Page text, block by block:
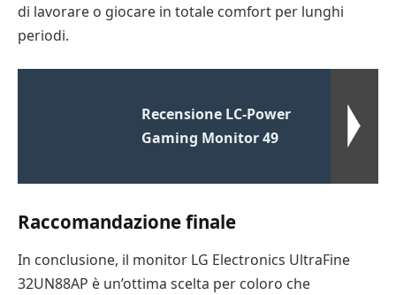
di lavorare o giocare in totale comfort per lunghi
periodi.
Recensione LC-Power
Gaming Monitor 49
Raccomandazione finale
In conclusione, il monitor LG Electronics UltraFine
32UN88AP è un’ottima scelta per coloro che